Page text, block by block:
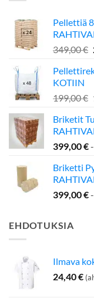
Pellettiä
349,00€
KOTIIN
199,00€
Briketit
399,00€-
Briketti
399,00€-
EHDOTUKSIA
Ilmava
24,40€